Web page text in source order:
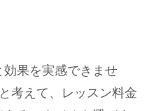
効果を実感できませ
考えて、レッスン料金